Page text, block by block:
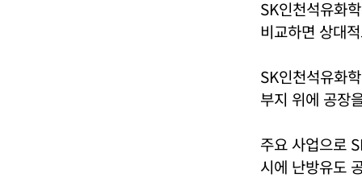
SK인천석유화
비교하면 상대
SK인천석유화
부지 위에 공장
주요 사업으로
시에 난방유도